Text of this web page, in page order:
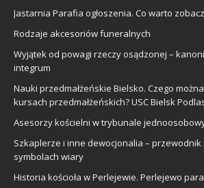
Jastarnia Parafia ogłoszenia. Co warto
Rodzaje akcesoriów funeralnych
Wyjątek od powagi rzeczy osądzonej –
integrum
Nauki przedmałżeńskie Bielsko. Czego
kursach przedmałżeńskich? USC Bielsk
Asesorzy kościelni w trybunale
Szkaplerze i inne dewocjonalia –
symbolach wiary
Historia kościoła w Perlejewie. Perlejewo